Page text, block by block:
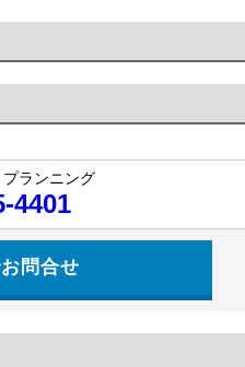
プランニング
4401
問合せ